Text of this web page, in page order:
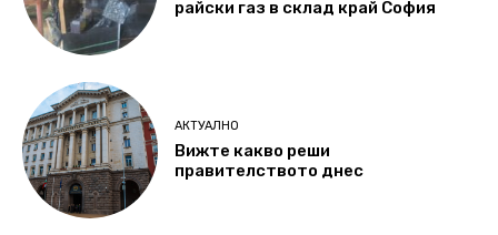
райски газ в склад край София
АКТУАЛНО
Вижте какво реши
правителството днес